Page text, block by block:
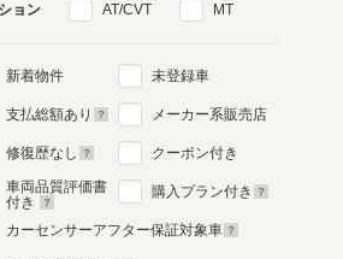
ョン AT/CVT MT
新着物件
支払総額あり
修復歴なし
車両品質評価書
付き
未登録車
メーカー系販売店
クーポン付き
購入プラン付き
カーセンサーアフター保証対象車